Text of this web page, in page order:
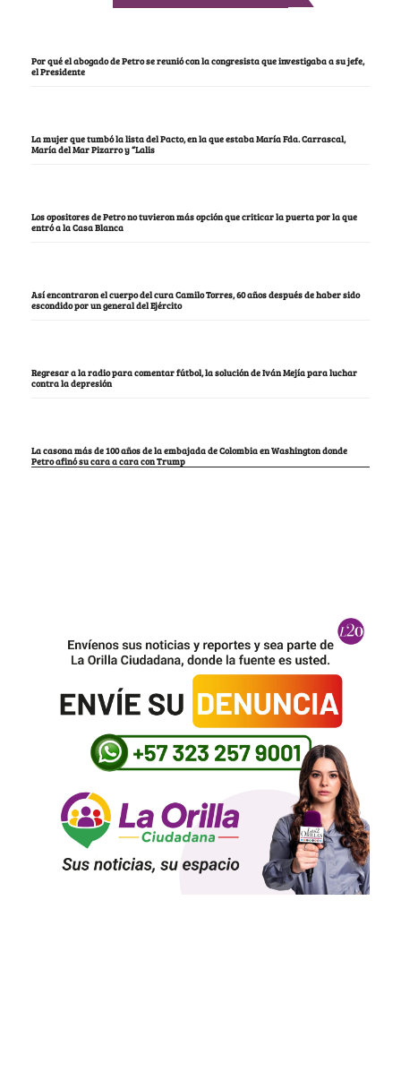
Por qué el abogado de Petro se reunió con la congresista que investigaba a su jefe,
el Presidente
La mujer que tumbó la lista del Pacto, en la que estaba María Fda. Carrascal,
María del Mar Pizarro y “Lalis
Los opositores de Petro no tuvieron más opción que criticar la puerta por la que
entró a la Casa Blanca
Así encontraron el cuerpo del cura Camilo Torres, 60 años después de haber sido
escondido por un general del Ejército
Regresar a la radio para comentar fútbol, la solución de Iván Mejía para luchar
contra la depresión
La casona más de 100 años de la embajada de Colombia en Washington donde
Petro afinó su cara a cara con Trump